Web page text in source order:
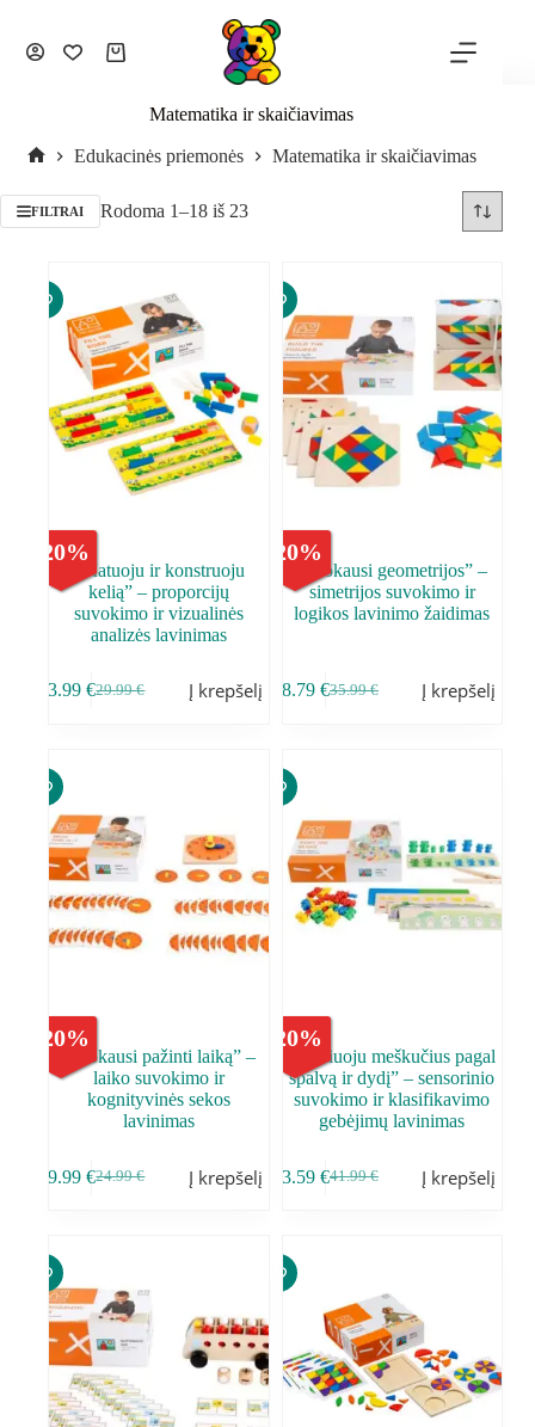
Matematika ir skaičiavimas
Edukacinės priemonės Matematika ir skaičiavimas
FILTRAI Rodoma 1–18 iš 23
20%
,,Matuoju ir konstruoju
kelią” – proporcijų
suvokimo ir vizualinės
analizės lavinimas
29.99€
23.99€ Į krepšelį
20%
,,Mokausi geometrijos” –
simetrijos suvokimo ir
logikos lavinimo žaidimas
35.99€
28.79 € Į krepšelį
20%
,,Mokausi pažinti laiką” –
laiko suvokimo ir
kognityvinės sekos
lavinimas
24.99€
19.99€ Į krepšelį
20%
,,Rūšiuoju meškučius pagal
spalvą ir dydį” – sensorinio
suvokimo ir klasifikavimo
gebėjimų lavinimas
41.99€
33.59 € Į krepšelį